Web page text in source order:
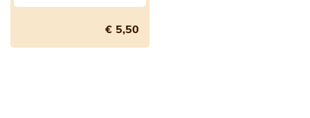
€ 5,50